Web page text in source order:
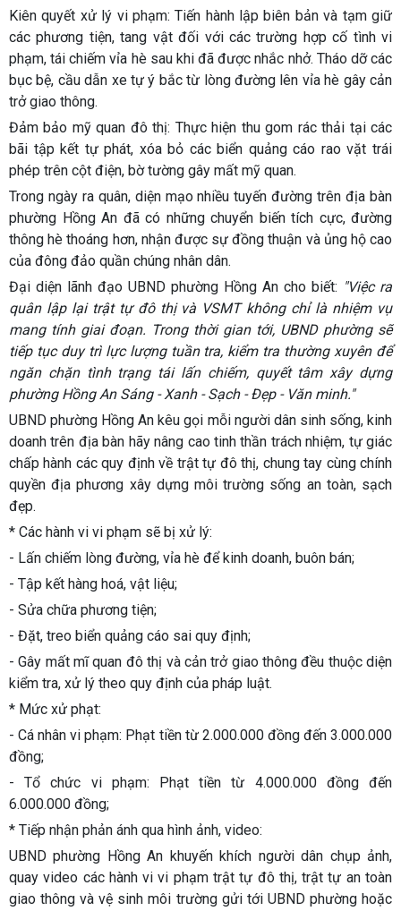
Kiên quyết xử lý vi phạm: Tiến hành lập biên bản và tạm giữ
các phương tiện, tang vật đối với các trường hợp cố tình vi
phạm, tái chiếm vỉa hè sau khi đã được nhắc nhở. Tháo dỡ các
bục bệ, cầu dẫn xe tự ý bắc từ lòng đường lên vỉa hè gây cản
trở giao thông.
Đảm bảo mỹ quan đô thị: Thực hiện thu gom rác thải tại các
bãi tập kết tự phát, xóa bỏ các biển quảng cáo rao vặt trái
phép trên cột điện, bờ tường gây mất mỹ quan.
Trong ngày ra quân, diện mạo nhiều tuyến đường trên địa bàn
phường Hồng An đã có những chuyển biến tích cực, đường
thông hè thoáng hơn, nhận được sự đồng thuận và ủng hộ cao
của đông đảo quần chúng nhân dân.
Đại diện lãnh đạo UBND phường Hồng An cho biết: "Việc ra
quân lập lại trật tự đô thị và VSMT không chỉ là nhiệm vụ
mang tính giai đoạn. Trong thời gian tới, UBND phường sẽ
tiếp tục duy trì lực lượng tuần tra, kiểm tra thường xuyên để
ngăn chặn tình trạng tái lấn chiếm, quyết tâm xây dựng
phường Hồng An Sáng - Xanh - Sạch - Đẹp - Văn minh."
UBND phường Hồng An kêu gọi mỗi người dân sinh sống, kinh
doanh trên địa bàn hãy nâng cao tinh thần trách nhiệm, tự giác
chấp hành các quy định về trật tự đô thị, chung tay cùng chính
quyền địa phương xây dựng môi trường sống an toàn, sạch
đẹp.
* Các hành vi vi phạm sẽ bị xử lý:
- Lấn chiếm lòng đường, vỉa hè để kinh doanh, buôn bán;
- Tập kết hàng hoá, vật liệu;
- Sửa chữa phương tiện;
- Đặt, treo biển quảng cáo sai quy định;
- Gây mất mĩ quan đô thị và cản trở giao thông đều thuộc diện
kiểm tra, xử lý theo quy định của pháp luật.
* Mức xử phạt:
- Cá nhân vi phạm: Phạt tiền từ 2.000.000 đồngđến3.000.000
đồng;
- Tổ chức vi phạm: Phạt tiền từ 4.000.000 đồngđến
6.000.000 đồng;
* Tiếp nhận phản ánh qua hình ảnh, video:
UBND phường Hồng An khuyến khích người dân chụp ảnh,
quay video các hành vi vi phạm trật tự đô thị, trật tự an toàn
giao thông và vệ sinh môi trường gửi tới UBND phường hoặc